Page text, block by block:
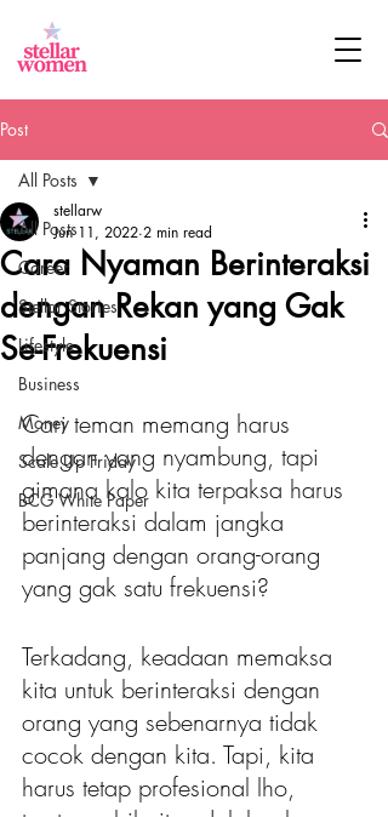
Post
All Posts
Career
Stellar Stories
Lifestyle
Business
Money
Scale Up Friday
BCG White Paper
All Posts
Cara Nyaman Berinteraksi
dengan Rekan yang Gak
Se-Frekuensi
stellarw
Jun 11, 2022 2 min read
Cari teman memang harus
dengan yang nyambung, tapi
gimana kalo kita terpaksa harus
berinteraksi dalam jangka
panjang dengan orang-orang
yang gak satu frekuensi?
Terkadang, keadaan memaksa
kita untuk berinteraksi dengan
orang yang sebenarnya tidak
cocok dengan kita. Tapi, kita
harus tetap profesional lho,